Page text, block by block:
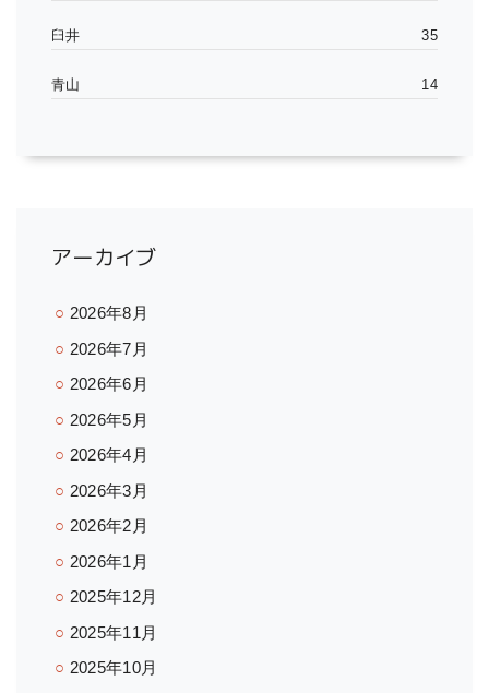
臼井 35
青山 14
アーカイブ
2026年8月
2026年7月
2026年6月
2026年5月
2026年4月
2026年3月
2026年2月
2026年1月
2025年12月
2025年11月
2025年10月